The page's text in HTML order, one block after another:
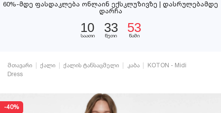
60%-მდე ფასდაკლება ონლაინ ექსკლუზივზე | დასრულებამდე
დარჩა
10
საათი
33
წუთი
53
წამი
მთავარი ქალი ქალის ტანსაცმელი კაბა
KOTON - Midi
Dress
-40%